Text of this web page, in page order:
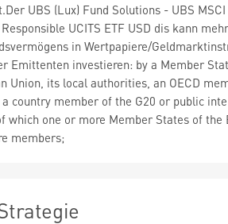
UBS (Lux) Fund Solutions - UBS MSCI
UCITS ETF USD dis kann
in Wertpapiere/
Emittenten investieren: by a Member
Union, its local authorities, an OECD
a country member of the G20 or public
which one or more Member States of the
members;